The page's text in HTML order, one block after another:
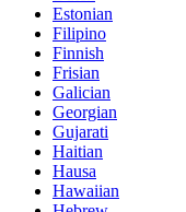
Estonian
Filipino
Finnish
Frisian
Galician
Georgian
Gujarati
Haitian
Hausa
Hawaiian